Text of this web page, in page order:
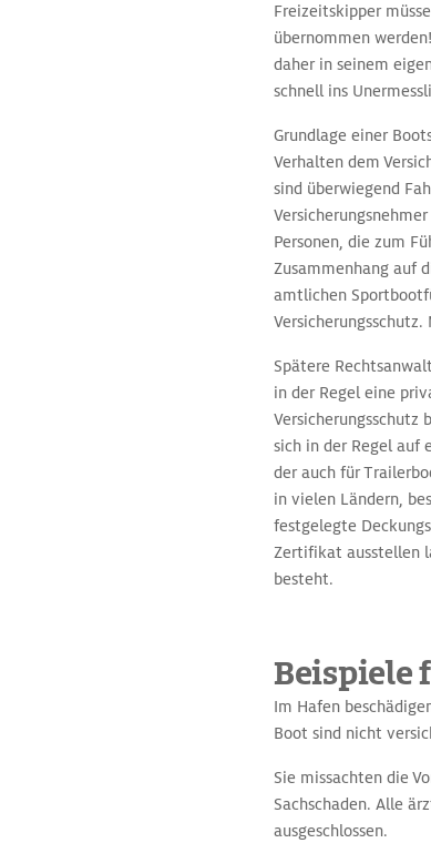
Freizeitskipper
übernommen
daher in seinem
schnell ins
Grundlage einer
Verhalten dem
sind überwiegend
Personen, die zum
Zusammenhang auf
amtlichen
Spätere
in der Regel eine
Versicherungsschutz
sich in der Regel auf
der auch für
in vielen Ländern,
festgelegte
Zertifikat ausstellen
besteht.
Beispiele
Im Hafen
Boot sind nicht
Sie missachten die
Sachschaden. Alle
ausgeschlossen.